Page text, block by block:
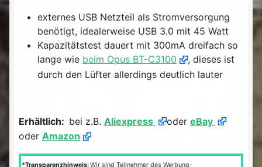
externes USB Netzteil als Stromversorgung
benötigt, idealerweise USB 3.0 mit 45 Watt
Kapazitätstest dauert mit 300mA dreifach so
lange wie beim Opus BT-C3100
, dieses ist
durch den Lüfter allerdings deutlich lauter
Erhältlich: bei z.B. Aliexpress oder eBay
oder Amazon
*Transparenzhinweis:Wir sind Teilnehmer des Werbung-